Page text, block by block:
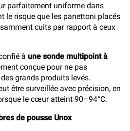
parfaitement uniforme dans
le risque que les panettoni placés
cuits par rapport à ceux
à une sonde multipoint à
conçue pour ne pas
grands produits levés.
être surveillée avec précision, en
le cœur atteint 90–94°C.
de pousse Unox